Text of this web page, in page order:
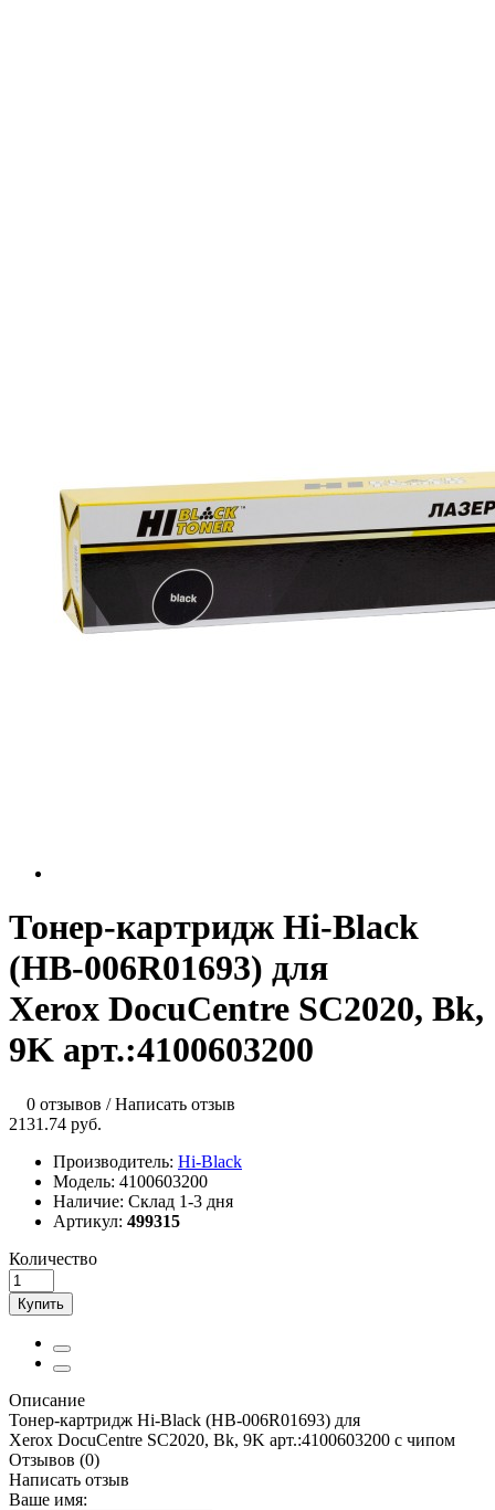
Тонер-картридж Hi-Black
(HB-006R01693) для
Xerox DocuCentre SC2020, Bk,
9K арт.:4100603200
0 отзывов /Написать отзыв
2131.74 руб.
Производитель: Hi-Black
Модель: 4100603200
Наличие: Склад 1-3 дня
Артикул: 499315
Количество
Купить
Описание
Тонер-картридж Hi-Black (HB-006R01693) для
Xerox DocuCentre SC2020, Bk, 9K арт.:4100603200 с чипом
Отзывов (0)
Написать отзыв
Ваше имя: